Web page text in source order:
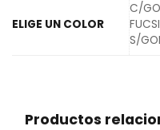
ELIGE UN COLOR
C/
S/
Productos